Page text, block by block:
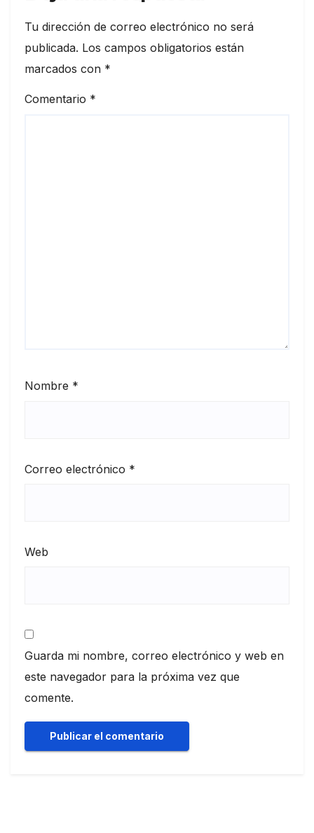
Tu dirección de correo electrónico no será
publicada. Los campos obligatorios están
marcados con *
Comentario *
Nombre *
Correo electrónico *
Web
Guarda mi nombre, correo electrónico y web en
este navegador para la próxima vez que
comente.